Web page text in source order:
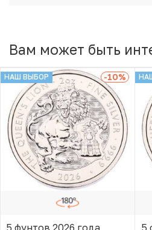
Вам может быть
НАШ ВЫБОР -10%
5 фунтов 2026 года 5